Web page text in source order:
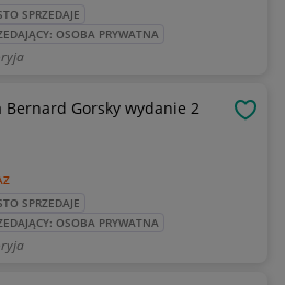
SPRZEDAJE
OSOBA PRYWATNA
Bernard Gorsky wydanie 2
SPRZEDAJE
OSOBA PRYWATNA